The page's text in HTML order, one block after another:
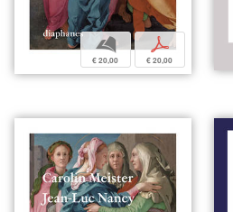
b
€ 20,00
p
€ 20,00